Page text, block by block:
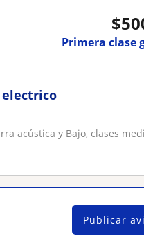
$
Primera clase
electrico
acústica y Bajo, clases
Publicar